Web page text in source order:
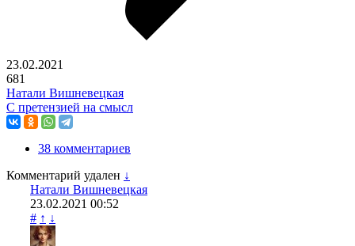
23.02.2021
681
Натали Вишневецкая
С претензией на смысл
38 комментариев
Комментарий удален ↓
Натали Вишневецкая
23.02.2021 00:52
# ↑ ↓